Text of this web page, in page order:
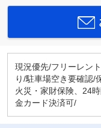
現況優先/フリーレン
り/駐車場空き要確認
火災・家財保険、24
金カード決済可/